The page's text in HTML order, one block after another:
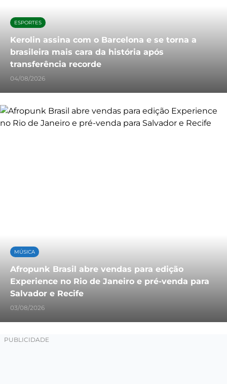
ESPORTES
Kerolin assina com o Barcelona e se torna a
brasileira mais cara da história após
transferência recorde
04/08/2026
MÚSICA
Afropunk Brasil abre vendas para edição
Experience no Rio de Janeiro e pré-venda para
Salvador e Recife
03/08/2026